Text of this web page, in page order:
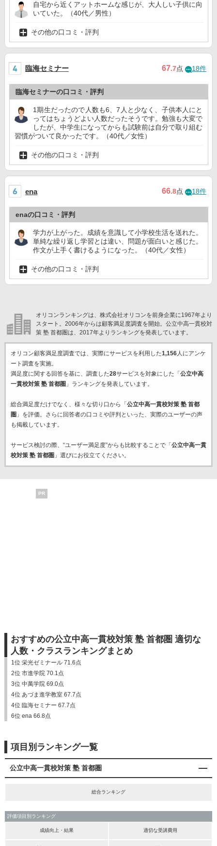
自宅から近くアットホームな感じが、大人しい子供に向
いていた。（40代／男性）
その他の口コミ・評判
臨海セミナー 67.7点 18件
臨海セミナーの口コミ・評判
1期生だったので人数も6、7人と少なく、子供本人にと
ってはちょうどよい人数だったそうです。勉強も大変で
したが、中学生になってからも試験前は自分で取り組む
習慣がついて良かったです。（40代／女性）
その他の口コミ・評判
ena 66.8点 18件
enaの口コミ・評判
学力が上がった。成績を意識して小学校生活を送れた。
単純な繰り返し学習とは違い、問題が面白いと感じた。
作文が上手く書けるようになった。（40代／女性）
その他の口コミ・評判
オリコンランキングは、株式会社オリコンを前身企業に1967年より
スタート。2006年からは顧客満足度調査を開始。公立中高一貫校対
策 塾 首都圏は、2017年よりランキングを発表しています。
オリコン顧客満足度調査では、実際にサービスを利用した1,156人にアンケ
ート調査を実施。
満足度に関する回答を基に、調査した28サービスを対象にした「 公立中高
一貫校対策 塾 首都圏 」ランキングを発表しています。
総合満足度だけでなく、様々な切り口から「 公立中高一貫校対策 塾 首都
圏 」を評価。さらに回答者の口コミや評判といった、実際のユーザーの声
も掲載しています。
サービス検討の際、“ユーザー満足度”からも比較することで「 公立中高一貫
校対策 塾 首都圏 」選びにお役立てください。
PR
おすすめの公立中高一貫校対策 塾 首都圏 適切な
人数・クラスランキングまとめ
1位 栄光ゼミナール 71.6点
2位 市進学院 70.1点
3位 中萬学院 69.0点
4位 あづま進学教室 67.7点
4位 臨海セミナー 67.7点
6位 ena 66.8点
項目別ランキング一覧
公立中高一貫校対策 塾 首都圏
総合ランキング
評価項目別ランキング
成績向上・結果 適切な受講費用